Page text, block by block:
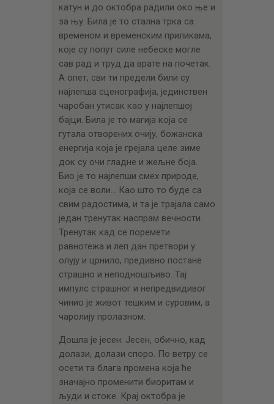
катун и до октобра радили око ње и
за њу. Била је то стална трка са
временом и временским приликама,
које су попут силе небеске могле
сав рад и труд да врате на почетак.
А опет, сви ти предели били су
најлепша сценографија, јединствен
чаробан утисак као у најлепшој
бајци. Била је то магија која се
гутала отворених очију, божанска
енергија која је грејала целе зиме
док су очи гладне и жељне боја.
Био је то најлепши смех природе,
која се воли… Као што то буде са
свим радостима, и та је трајала само
један тренутак наспрам вечности.
Тренутак кад се поремети
равнотежа и леп дан претвори у
олују и црнило, предивно постане
страшно и неподношљиво. Тај
импулс страшног и непредвидивог
чинио је живот тешким и суровим, а
чаролију пролазном.
Дошла је јесен. Јесен, обично, кад
долази, долази споро. По ветру се
осети та блага промена која ће
значајно променити биоритам и
људи и стоке. Крај октобра је